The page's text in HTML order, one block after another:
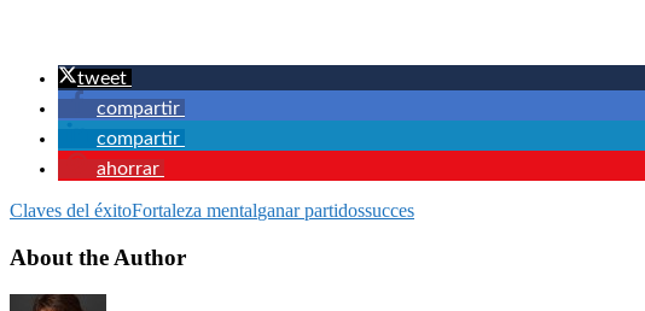
tweet
compartir
compartir
ahorrar
Claves del éxitoFortaleza mentalganar partidossucces
About the Author